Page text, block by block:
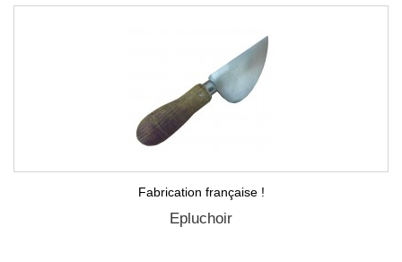
Fabrication française !
Epluchoir